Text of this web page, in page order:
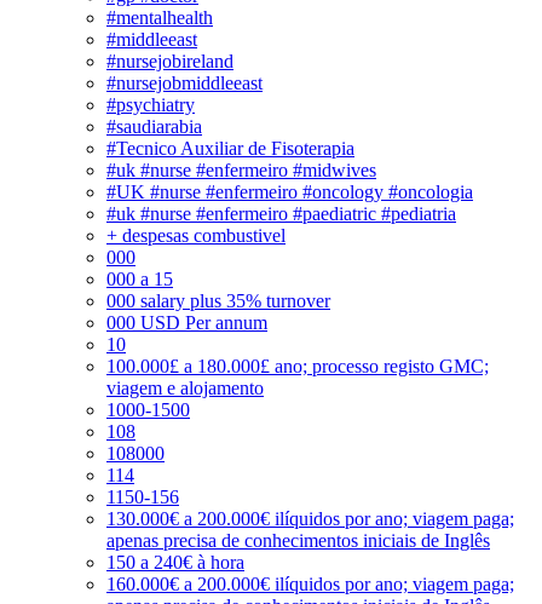
#mentalhealth
#middleeast
#nursejobireland
#nursejobmiddleeast
#psychiatry
#saudiarabia
#Tecnico Auxiliar de Fisoterapia
#uk #nurse #enfermeiro #midwives
#UK #nurse #enfermeiro #oncology #oncologia
#uk #nurse #enfermeiro #paediatric #pediatria
+ despesas combustivel
000
000 a 15
000 salary plus 35% turnover
000 USD Per annum
10
100.000£ a 180.000£ ano; processo registo GMC;
viagem e alojamento
1000-1500
108
108000
114
1150-156
130.000€ a 200.000€ ilíquidos por ano; viagem paga;
apenas precisa de conhecimentos iniciais de Inglês
150 a 240€ à hora
160.000€ a 200.000€ ilíquidos por ano; viagem paga;